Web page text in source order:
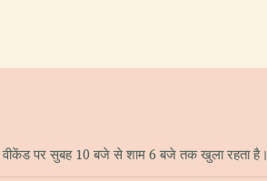
पर सुबह 10 बजे से शाम 6 बजे तक खुला रहता है।